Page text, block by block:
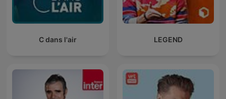
C dans l'air LEGEND